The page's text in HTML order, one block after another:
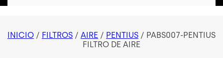
INICIO / FILTROS / AIRE / PENTIUS / PABS007-PENTIUS
FILTRO DE AIRE